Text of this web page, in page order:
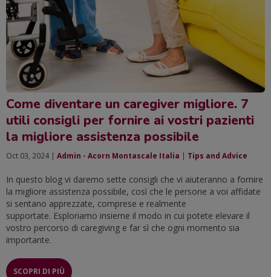
Come diventare un caregiver migliore. 7
utili consigli per fornire ai vostri pazienti
la migliore assistenza possibile
Oct 03, 2024 | Admin - Acorn Montascale Italia | Tips and Advice
In questo blog vi daremo sette consigli che vi aiuteranno a fornire
la migliore assistenza possibile, così che le persone a voi affidate
si sentano apprezzate, comprese e realmente
supportate. Esploriamo insieme il modo in cui potete elevare il
vostro percorso di caregiving e far sì che ogni momento sia
importante.
SCOPRI DI PIÙ